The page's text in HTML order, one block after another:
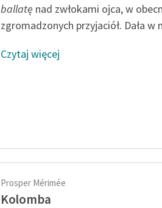
ballatę nad zwłokami ojca, w
zgromadzonych przyjaciół. Dała w
Czytaj więcej
Prosper Mérimée
Kolomba